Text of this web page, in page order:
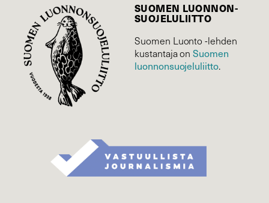
SUOMEN LUONNON­
SUOJELU­LIITTO
Suomen Luonto -lehden
kustantaja onSuomen
luonnonsuojelu­liitto.